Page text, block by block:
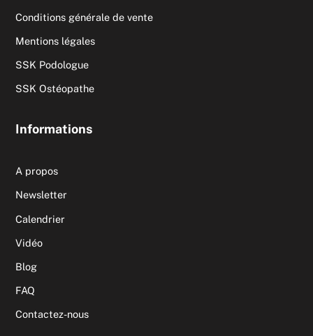
Conditions générale de vente
Mentions légales
SSK Podologue
SSK Ostéopathe
Informations
A propos
Newsletter
Calendrier
Vidéo
Blog
FAQ
Contactez-nous